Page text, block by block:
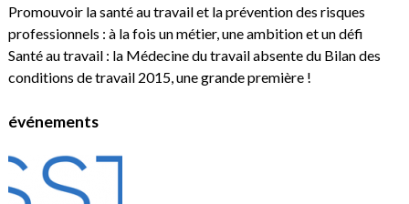
Promouvoir la santé au travail et la prévention des risques
professionnels : à la fois un métier, une ambition et un défi
Santé au travail : la Médecine du travail absente du Bilan des
conditions de travail 2015, une grande première !
événements